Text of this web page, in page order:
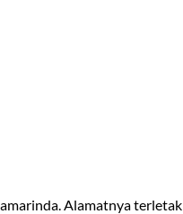
Alamatnya terletak